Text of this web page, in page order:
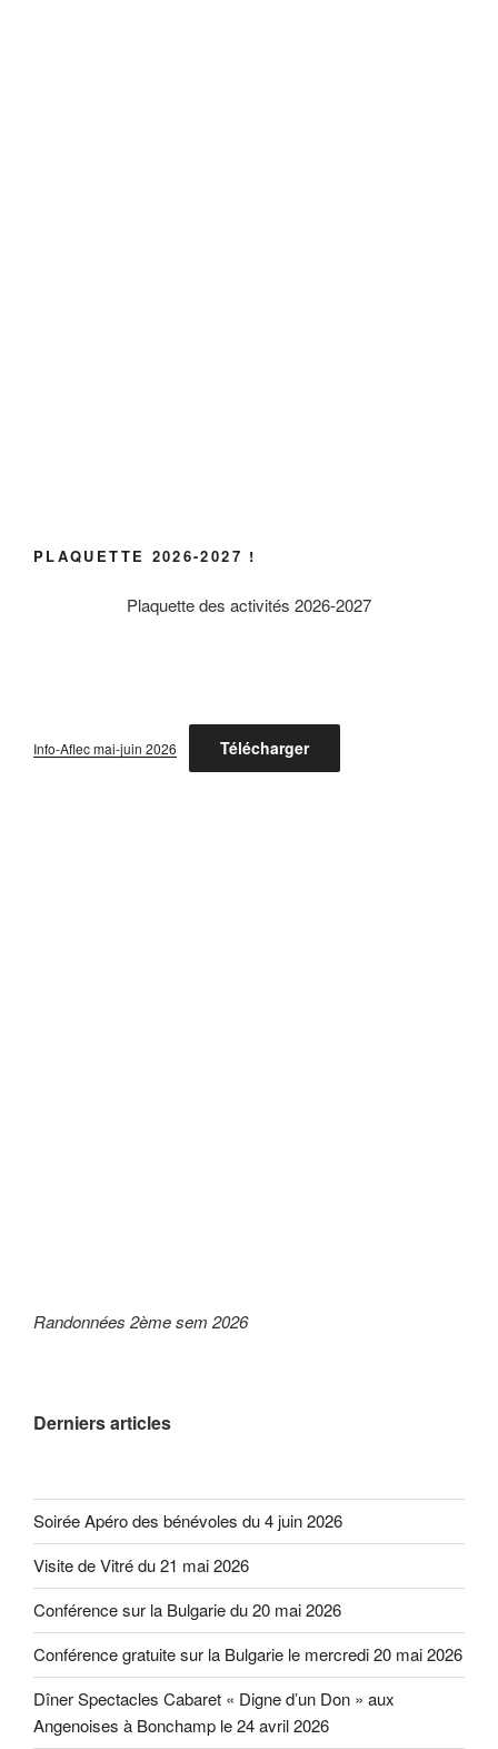
PLAQUETTE 2026-2027 !
Plaquette des activités 2026-2027
Info-Aflec mai-juin 2026 Télécharger
Randonnées 2ème sem 2026
Derniers articles
Soirée Apéro des bénévoles du 4 juin 2026
Visite de Vitré du 21 mai 2026
Conférence sur la Bulgarie du 20 mai 2026
Conférence gratuite sur la Bulgarie le mercredi 20 mai 2026
Dîner Spectacles Cabaret « Digne d’un Don » aux
Angenoises à Bonchamp le 24 avril 2026